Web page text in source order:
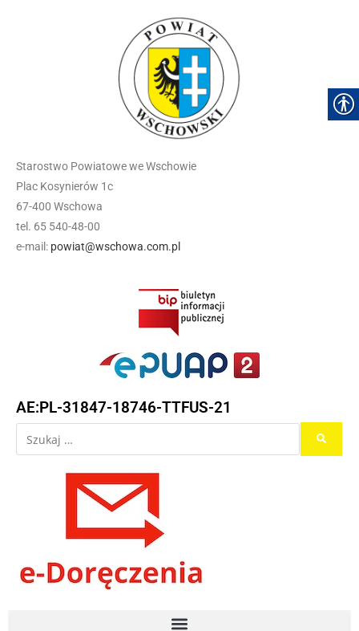
Starostwo Powiatowe we Wschowie
Plac Kosynierów 1c
67-400 Wschowa
tel. 65 540-48-00
e-mail: powiat@wschowa.com.pl
AE:PL-31847-18746-TTFUS-21